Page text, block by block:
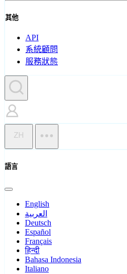
其他
API
系統顧問
服務狀態
ZH
語言
English
العربية
Deutsch
Español
Français
हिन्दी
Bahasa Indonesia
Italiano